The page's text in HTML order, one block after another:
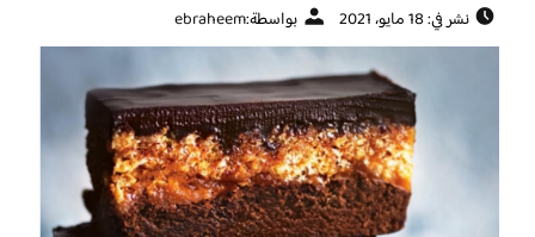
نشر في: 18 مايو، 2021 بواسطة:ebraheem